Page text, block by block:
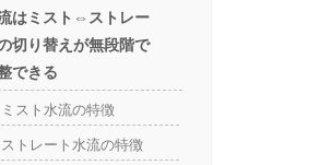
はミスト⇔ストレー
切り替えが無段階で
できる
ミスト水流の特徴
ストレート水流の特徴